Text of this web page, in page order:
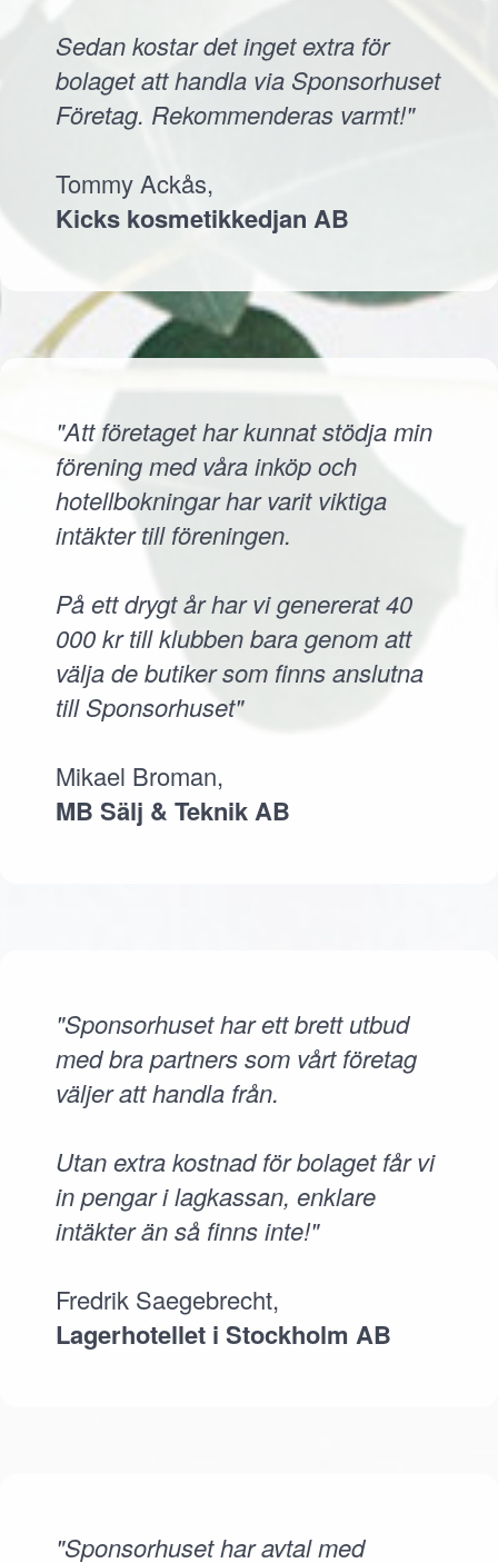
Sedan kostar det inget extra för
bolaget att handla via Sponsorhuset
Företag. Rekommenderas varmt!"
Tommy Ackås,
Kicks kosmetikkedjan AB
"Att företaget har kunnat stödja min
förening med våra inköp och
hotellbokningar har varit viktiga
intäkter till föreningen.
På ett drygt år har vi genererat 40
000 kr till klubben bara genom att
välja de butiker som finns anslutna
till Sponsorhuset"
Mikael Broman,
MB Sälj & Teknik AB
"Sponsorhuset har ett brett utbud
med bra partners som vårt företag
väljer att handla från.
Utan extra kostnad för bolaget får vi
in pengar i lagkassan, enklare
intäkter än så finns inte!"
Fredrik Saegebrecht,
Lagerhotellet i Stockholm AB
"Sponsorhuset har avtal med